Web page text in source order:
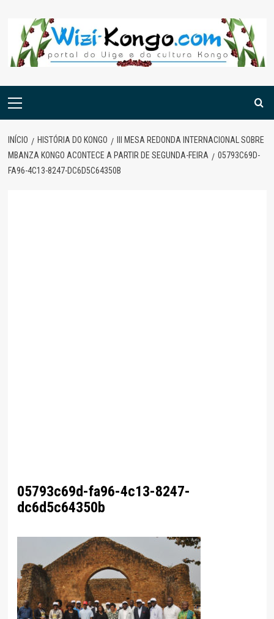
content
Menu
INÍCIO HISTÓRIA DO KONGO
III MESA REDONDA INTERNACIONAL SOBRE
MBANZA KONGO ACONTECE A PARTIR DE SEGUNDA-FEIRA
05793C69D-
FA96-4C13-8247-DC6D5C64350B
05793c69d-fa96-4c13-8247-
dc6d5c64350b